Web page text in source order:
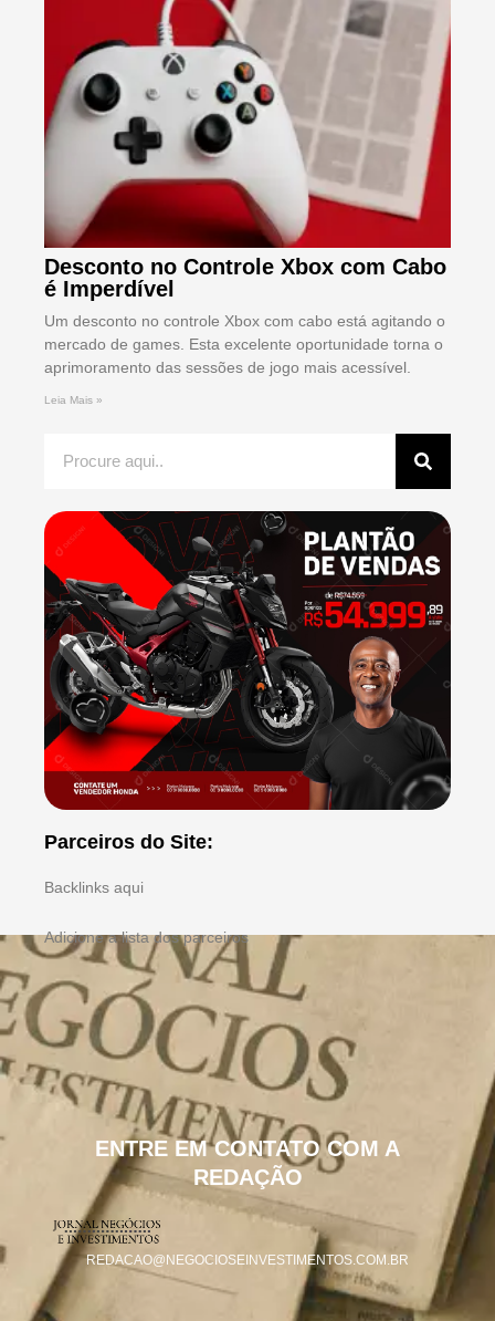
Desconto no Controle Xbox com Cabo
é Imperdível
Um desconto no controle Xbox com cabo está agitando o
mercado de games. Esta excelente oportunidade torna o
aprimoramento das sessões de jogo mais acessível.
Leia Mais »
Parceiros do Site:
Backlinks aqui
Adicione a lista dos parceiros
ENTRE EM CONTATO COM A
REDAÇÃO
REDACAO@NEGOCIOSEINVESTIMENTOS.COM.BR